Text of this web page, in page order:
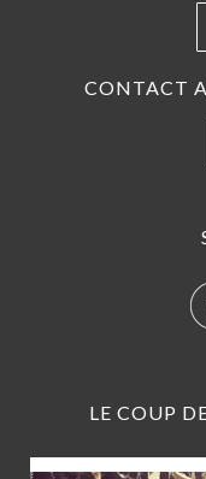
CONTACT
LE COUP